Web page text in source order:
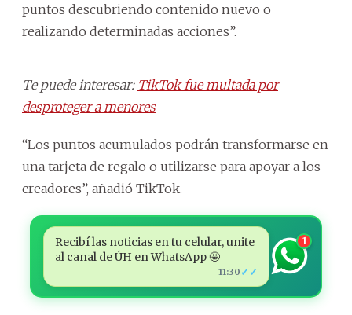
puntos descubriendo contenido nuevo o
realizando determinadas acciones”.
Te puede interesar: TikTok fue multada por
desproteger a menores
“Los puntos acumulados podrán transformarse en
una tarjeta de regalo o utilizarse para apoyar a los
creadores”, añadió TikTok.
Recibí las noticias en tu celular, unite
al canal de ÚH en WhatsApp 🤩
11:30 ✓✓
1